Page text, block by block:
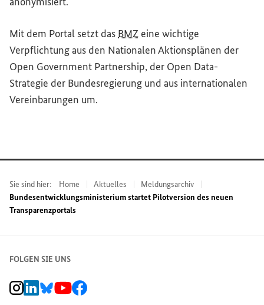
Mit dem Portal setzt das BMZ eine wichtige
Verpflichtung aus den Nationalen Aktionsplänen der
Open Government Partnership, der Open Data-
Strategie der Bundesregierung und aus internationalen
Vereinbarungen um.
Sie sind hier: Home Aktuelles
Meldungsarchiv
Bundesentwicklungsministerium startet Pilotversion des neuen
Transparenzportals
FOLGEN SIE UNS
BMZ Instagram-Kanal, Externer Link
BMZ LinkedIn Unternehmensseite, Externer Link
BMZ Bluesky-Seite, Externer Link
BMZ Youtube-Kanal, Externer Link
BMZ Facebook-Seite, Externer Link